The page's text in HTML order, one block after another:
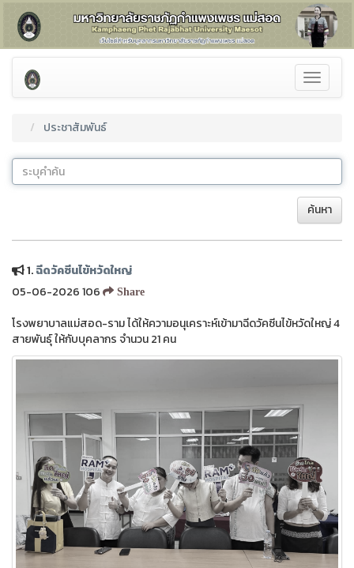
Toggle
ประชาสัมพันธ์
ค้นหา
1.ฉีดวัคซีนไข้หวัดใหญ่
05-06-2026 106
Share
โรงพยาบาลแม่สอด-ราม ได้ให้ความอนุเคราะห์เข้ามาฉีดวัคซีนไข้หวัดใหญ่ 4
สายพันธุ์ ให้กับบุคลากร จำนวน 21 คน